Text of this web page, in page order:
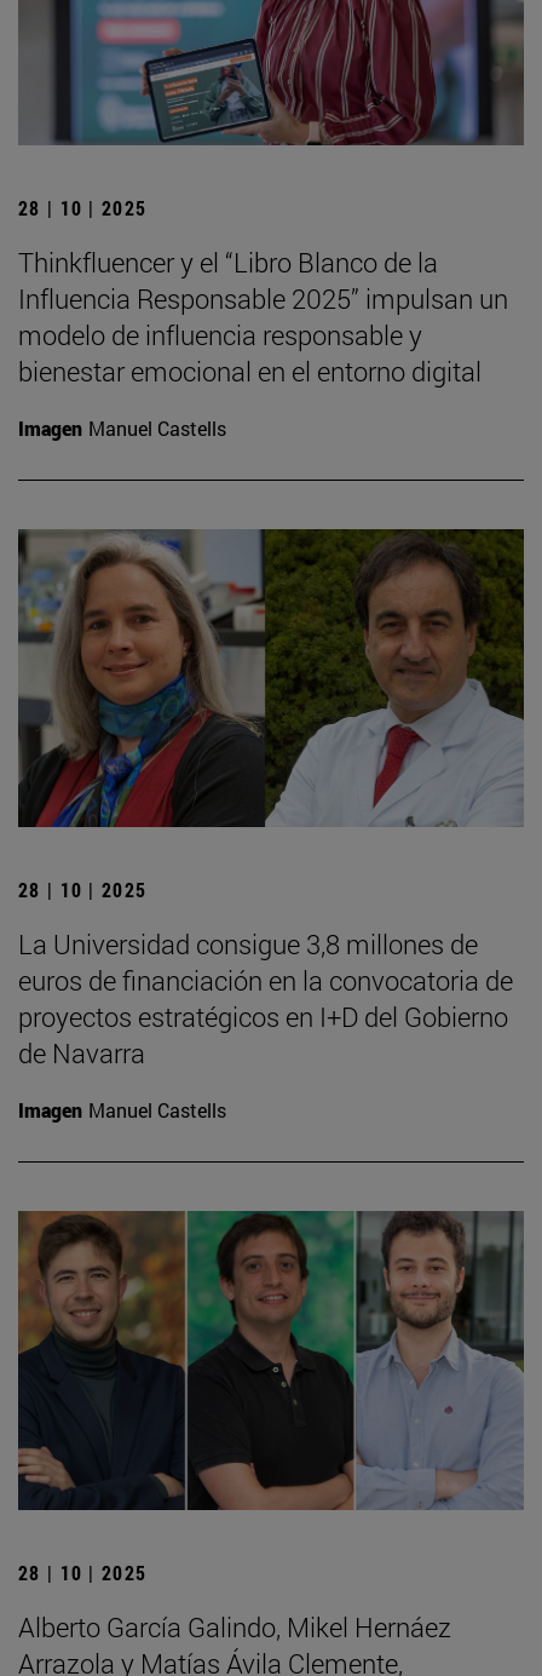
28 | 10 | 2025
Thinkfluencer y el “Libro Blanco de la
Influencia Responsable 2025” impulsan un
modelo de influencia responsable y
bienestar emocional en el entorno digital
Imagen Manuel Castells
28 | 10 | 2025
La Universidad consigue 3,8 millones de
euros de financiación en la convocatoria de
proyectos estratégicos en I+D del Gobierno
de Navarra
Imagen Manuel Castells
28 | 10 | 2025
Alberto García Galindo, Mikel Hernáez
Arrazola y Matías Ávila Clemente,